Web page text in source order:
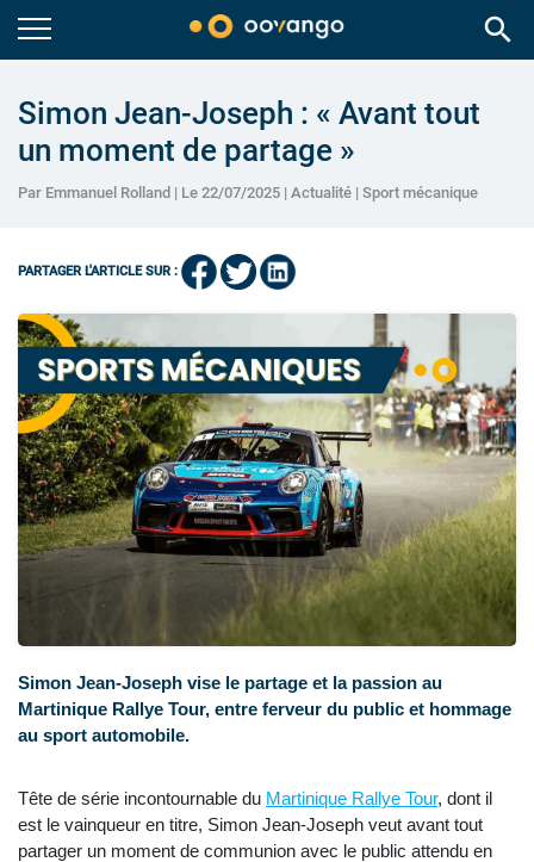
search
Simon Jean-Joseph : « Avant tout
un moment de partage »
Par Emmanuel Rolland | Le 22/07/2025 | Actualité | Sport mécanique
PARTAGER L'ARTICLE SUR :
Simon Jean-Joseph vise le partage et la passion au
Martinique Rallye Tour, entre ferveur du public et hommage
au sport automobile.
Tête de série incontournable du Martinique Rallye Tour, dont il
est le vainqueur en titre, Simon Jean-Joseph veut avant tout
partager un moment de communion avec le public attendu en